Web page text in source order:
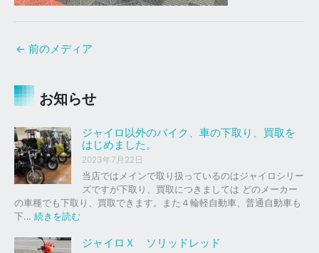
← 前のメディア
お知らせ
ジャイロ以外のバイク、車の下取り、買取を
はじめました。
2023年7月22日
当店ではメインで取り扱っているのはジャイロシリー
ズですが下取り、買取につきましては どのメーカー
の車種でも下取り、買取できます。また４輪軽自動車、普通自動車も
下… 続きを読む
ャ
ジャイロＸ ソリッドレッド